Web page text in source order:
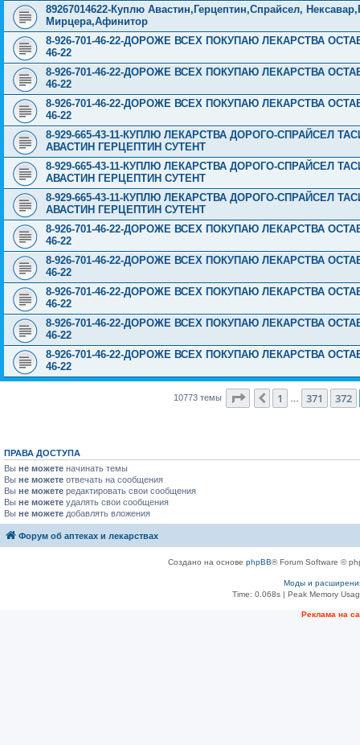
89267014622-Куплю Авастин,Герцептин,Спрайсел,
Мирцера,Афинитор
8-926-701-46-22-ДОРОЖЕ ВСЕХ ПОКУПАЮ ЛЕКАРСТВА
46-22
8-926-701-46-22-ДОРОЖЕ ВСЕХ ПОКУПАЮ ЛЕКАРСТВА
46-22
8-926-701-46-22-ДОРОЖЕ ВСЕХ ПОКУПАЮ ЛЕКАРСТВА
46-22
8-929-665-43-11-КУПЛЮ ЛЕКАРСТВА ДОРОГО-СПРАЙСЕЛ
АВАСТИН ГЕРЦЕПТИН СУТЕНТ
8-929-665-43-11-КУПЛЮ ЛЕКАРСТВА ДОРОГО-СПРАЙСЕЛ
АВАСТИН ГЕРЦЕПТИН СУТЕНТ
8-929-665-43-11-КУПЛЮ ЛЕКАРСТВА ДОРОГО-СПРАЙСЕЛ
АВАСТИН ГЕРЦЕПТИН СУТЕНТ
8-926-701-46-22-ДОРОЖЕ ВСЕХ ПОКУПАЮ ЛЕКАРСТВА
46-22
8-926-701-46-22-ДОРОЖЕ ВСЕХ ПОКУПАЮ ЛЕКАРСТВА
46-22
8-926-701-46-22-ДОРОЖЕ ВСЕХ ПОКУПАЮ ЛЕКАРСТВА
46-22
8-926-701-46-22-ДОРОЖЕ ВСЕХ ПОКУПАЮ ЛЕКАРСТВА
46-22
8-926-701-46-22-ДОРОЖЕ ВСЕХ ПОКУПАЮ ЛЕКАРСТВА
46-22
10773 темы Страница 373из 431
Пред.
1 371 372
ПРАВА ДОСТУПА
Вы не можете начинать темы
Вы не можете отвечать на сообщения
Вы не можете редактировать свои сообщения
Вы не можете удалять свои сообщения
Вы не можете добавлять вложения
Форум об аптеках и лекарствах
Создано на основе phpBB® Forum Software ©
Моды и
Time: 0.068s| Peak Memory
Рeклама на